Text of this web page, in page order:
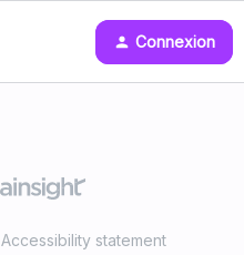
Connexion
Accessibility statement